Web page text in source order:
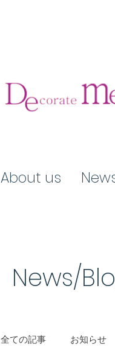
About us
News/
全ての記事 お知らせ